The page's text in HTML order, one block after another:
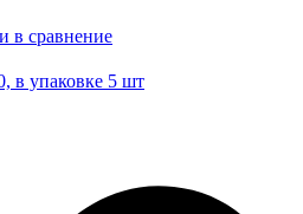
в сравнение
в упаковке 5 шт